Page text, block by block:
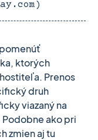
ktorých
Prenos
druh
viazaný na
ako pri
zmien aj tu